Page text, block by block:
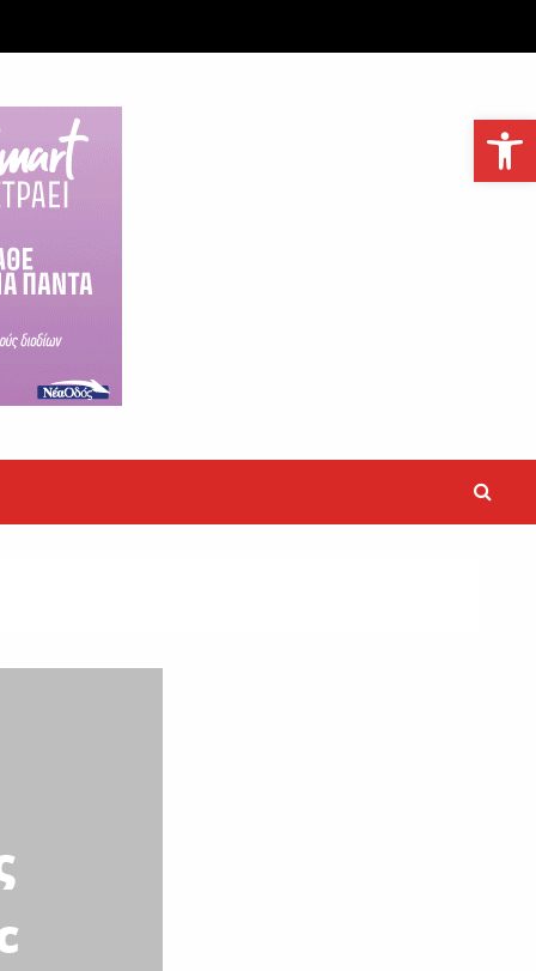
Ανοίξτε τη γραμμή εργαλείων